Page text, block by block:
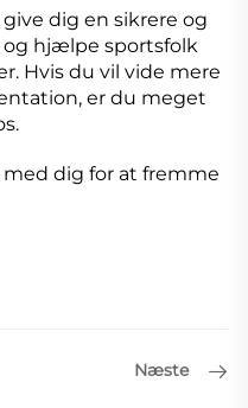
dig en sikrere og
hjælpe sportsfolk
Hvis du vil vide mere
er du meget
dig for at fremme
Næste